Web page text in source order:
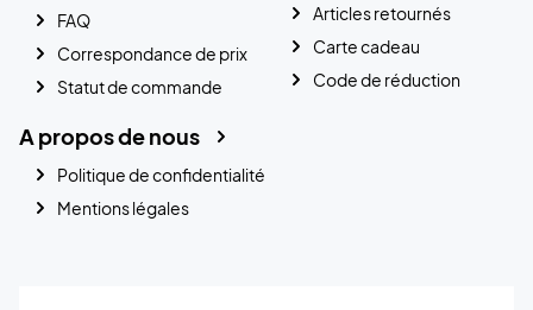
FAQ
Correspondance de prix
Statut de commande
Articles retournés
Carte cadeau
Code de réduction
A propos de nous
Politique de confidentialité
Mentions légales